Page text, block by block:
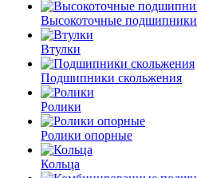
Высокоточные подшипники
Втулки
Подшипники скольжения
Ролики
Ролики опорные
Кольца